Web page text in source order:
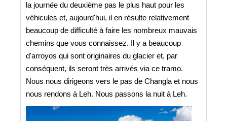
la journée du deuxième pas le plus haut pour les
véhicules et, aujourd'hui, il en résulte relativement
beaucoup de difficulté à faire les nombreux mauvais
chemins que vous connaissez. Il y a beaucoup
d'arroyos qui sont originaires du glacier et, par
conséquent, ils seront très arrivés via ce tramo.
Nous nous dirigeons vers le pas de Changla et nous
nous rendons à Leh. Nous passons la nuit à Leh.